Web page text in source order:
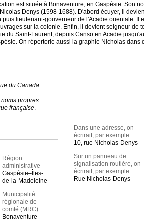
est située à Bonaventure, en Gaspésie. Son
Denys (1598-1688). D'abord écuyer, il
lieutenant-gouverneur de l'Acadie orientale. Il
sur la colonie. Enfin, il devient seigneur de
du Saint-Laurent, depuis Canso en Acadie
On répertorie aussi la graphie Nicholas dans
du Canada.
propres.
française.
Région
administrative
Gaspésie–Îles-
de-la-Madeleine
Municipalité
régionale de
comté (MRC)
Bonaventure
Dans une adresse, on
écrirait, par exemple :
10, rue Nicholas-Denys
Sur un panneau de
signalisation routière, on
écrirait, par exemple :
Rue Nicholas-Denys